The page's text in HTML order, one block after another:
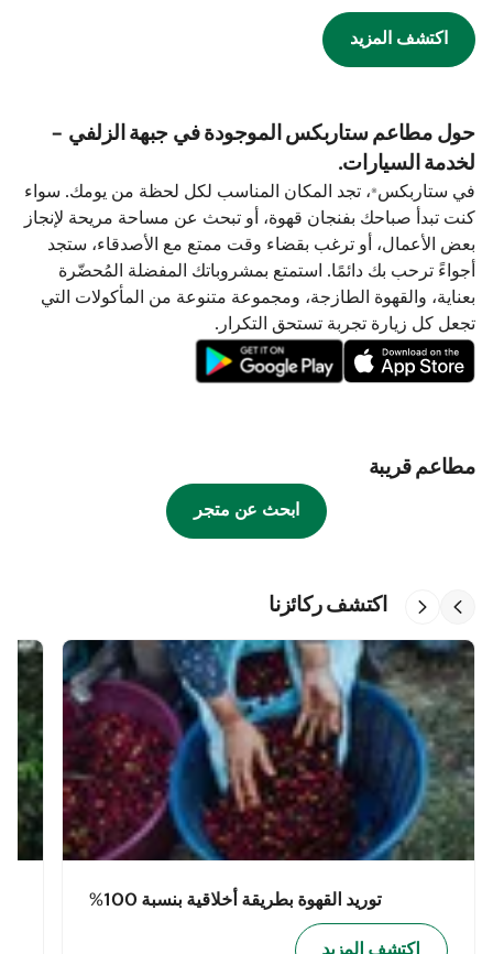
اكتشف المزيد
حول مطاعم ستاربكس الموجودة في جبهة الزلفي -
لخدمة السيارات.
في ستاربكس®، تجد المكان المناسب لكل لحظة من يومك. سواء
كنت تبدأ صباحك بفنجان قهوة، أو تبحث عن مساحة مريحة لإنجاز
بعض الأعمال، أو ترغب بقضاء وقت ممتع مع الأصدقاء، ستجد
أجواءً ترحب بك دائمًا. استمتع بمشروباتك المفضلة المُحضّرة
بعناية، والقهوة الطازجة، ومجموعة متنوعة من المأكولات التي
تجعل كل زيارة تجربة تستحق التكرار.
مطاعم قريبة
ابحث عن متجر
اكتشف ركائزنا
توريد القهوة بطريقة أخلاقية بنسبة 100%
اكتشف المزيد